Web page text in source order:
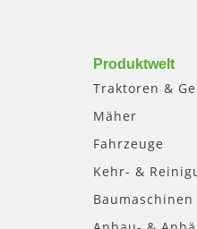
Produktwelt
Traktoren &
Mäher
Fahrzeuge
Kehr- &
Baumaschinen